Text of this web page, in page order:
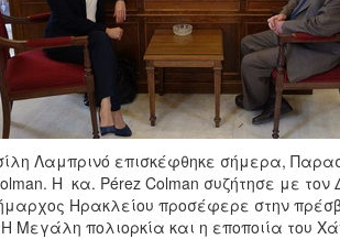
Λαμπρινό επισκέφθηκε σήμερα,
Η κα. Pérez Colman συζήτησε με
Ηρακλείου προσέφερε στην
Η Μεγάλη πολιορκία και η εποποιία του